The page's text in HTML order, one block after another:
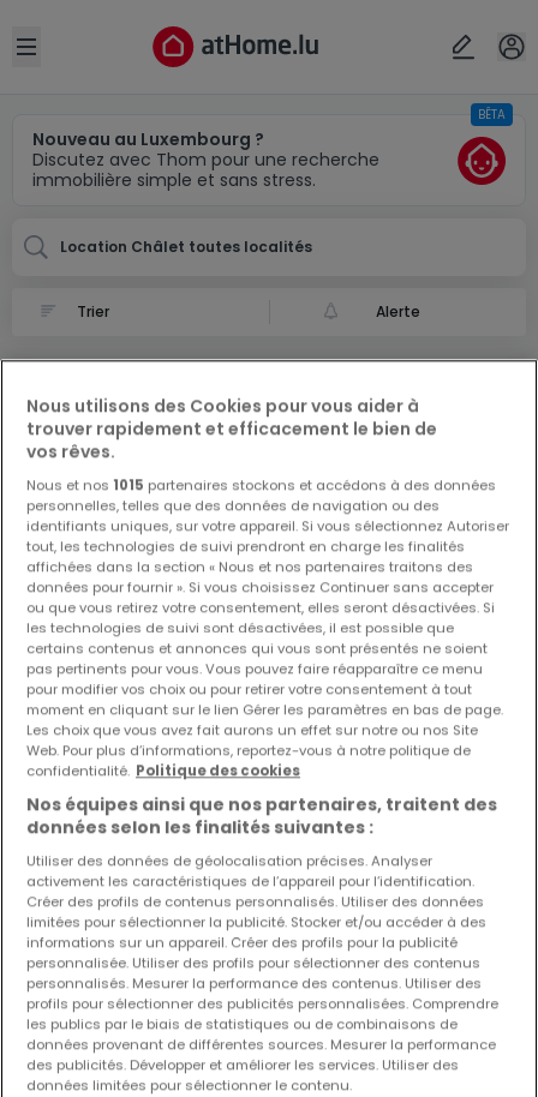
Open sidebar
Nouveau au Luxembourg ?
Discutez avec Thom pour une recherche
immobilière simple et sans stress.
BÊTA
Location Châlet toutes localités
Alerte
Location Châlet à
0 Châlet à louer à
Les nouvelles annonces et baisses de prix en
avant première !
Activez une alerte sur cette recherche pour recevoir les
nouveaux biens ainsi que les changements de prix dans
votre boite email !
Créez une alerte
Modifiez vos critères de recherche pour plus
de résultats
Autres types de maisons en location à
Maisons à louer
Localité(s)
Annuler OK
Nous utilisons des Cookies pour vous aider à
trouver rapidement et efficacement le bien de
vos rêves.
Nous et nos 1015 partenaires stockons et accédons à des données
personnelles, telles que des données de navigation ou des
identifiants uniques, sur votre appareil. Si vous sélectionnez Autoriser
tout, les technologies de suivi prendront en charge les finalités
affichées dans la section « Nous et nos partenaires traitons des
données pour fournir ». Si vous choisissez Continuer sans accepter
ou que vous retirez votre consentement, elles seront désactivées. Si
les technologies de suivi sont désactivées, il est possible que
certains contenus et annonces qui vous sont présentés ne soient
pas pertinents pour vous. Vous pouvez faire réapparaître ce menu
pour modifier vos choix ou pour retirer votre consentement à tout
moment en cliquant sur le lien Gérer les paramètres en bas de page.
Les choix que vous avez fait aurons un effet sur notre ou nos Site
Web. Pour plus d’informations, reportez-vous à notre politique de
confidentialité. Politique des cookies
Nos équipes ainsi que nos partenaires, traitent des
données selon les finalités suivantes :
Utiliser des données de géolocalisation précises. Analyser
activement les caractéristiques de l’appareil pour l’identification.
Créer des profils de contenus personnalisés. Utiliser des données
limitées pour sélectionner la publicité. Stocker et/ou accéder à des
informations sur un appareil. Créer des profils pour la publicité
personnalisée. Utiliser des profils pour sélectionner des contenus
personnalisés. Mesurer la performance des contenus. Utiliser des
profils pour sélectionner des publicités personnalisées. Comprendre
les publics par le biais de statistiques ou de combinaisons de
données provenant de différentes sources. Mesurer la performance
des publicités. Développer et améliorer les services. Utiliser des
données limitées pour sélectionner le contenu.